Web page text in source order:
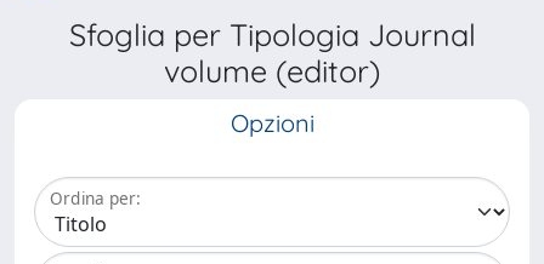
Sfoglia per Tipologia Journal
volume (editor)
Opzioni
Ordina per: